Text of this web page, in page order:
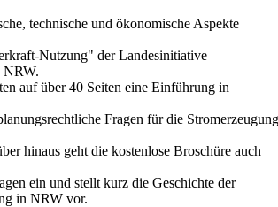
technische und ökonomische Aspekte
Nutzung" der Landesinitiative
NRW.
auf über 40 Seiten eine Einführung in
Fragen für die Stromerzeugung
hinaus geht die kostenlose Broschüre auch
ein und stellt kurz die Geschichte der
in NRW vor.